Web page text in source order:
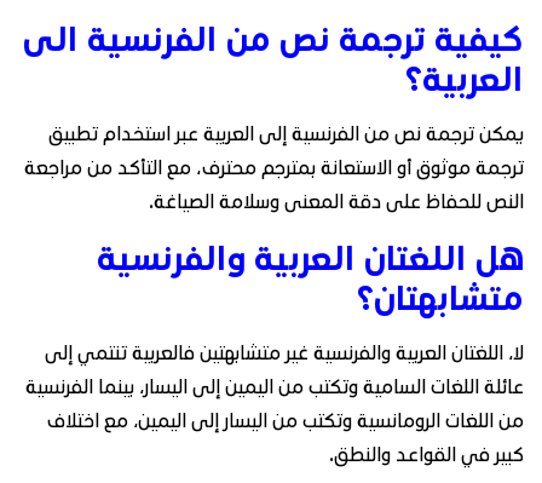
كيفية ترجمة نص من الفرنسية الى
العربية؟
يمكن ترجمة نص من الفرنسية إلى العربية عبر استخدام تطبيق
ترجمة موثوق أو الاستعانة بمترجم محترف، مع التأكد من مراجعة
النص للحفاظ على دقة المعنى وسلامة الصياغة.
هل اللغتان العربية والفرنسية
متشابهتان؟
لا، اللغتان العربية والفرنسية غير متشابهتين فالعربية تنتمي إلى
عائلة اللغات السامية وتكتب من اليمين إلى اليسار، بينما الفرنسية
من اللغات الرومانسية وتكتب من اليسار إلى اليمين، مع اختلاف
كبير في القواعد والنطق.